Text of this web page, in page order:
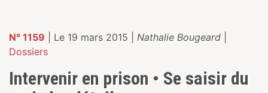
N° 1159 | Le 19 mars 2015 | Nathalie Bougeard
Dossiers
Intervenir en prison • Se saisir du